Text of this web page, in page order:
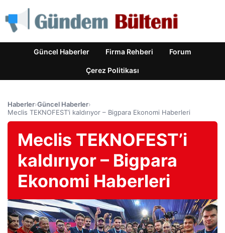
Güncel Haberler Firma Rehberi Forum
Çerez Politikası
Haberler›Güncel Haberler›
Meclis TEKNOFEST’i kaldırıyor – Bigpara Ekonomi Haberleri
Meclis TEKNOFEST’i
kaldırıyor – Bigpara
Ekonomi Haberleri